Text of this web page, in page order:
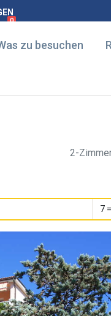
0
zu besuchen
2-
7